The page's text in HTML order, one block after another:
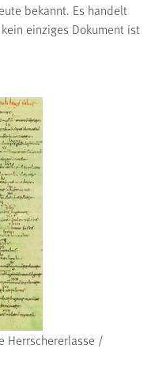
bekannt. Es handelt
einziges Dokument ist
Herrschererlasse /